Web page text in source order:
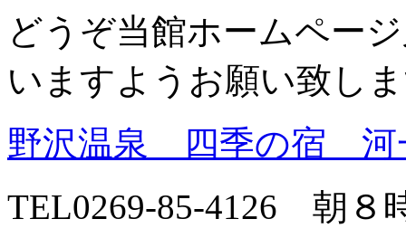
どうぞ当館ホームペー
いますようお願い致し
野沢温泉 四季の宿 河
TEL0269-85-4126 朝８